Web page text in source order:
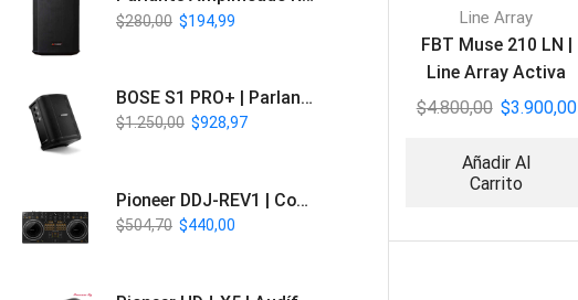
Line Array
FBT Muse 210 LN |
Line Array Activa
$4.800,00 $3.900,00
Añadir Al
Carrito
$280,00 $194,99
BOSE S1 PRO+ | Parlante Profesional PA Inalámbrico
$1.250,00 $928,97
Pioneer DDJ-REV1 | Controlador DJ de 2 canales estilo Scratch
$504,70 $440,00